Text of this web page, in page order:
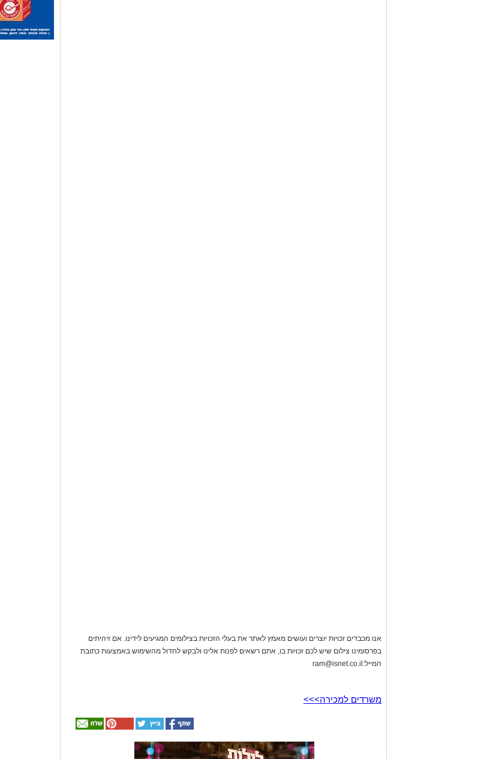
אנו מכבדים זכויות יוצרים ועושים מאמץ לאתר את בעלי הזכויות בצילומים המגיעים לידינו. אם זיהיתים
בפרסומינו צילום שיש לכם זכויות בו, אתם רשאים לפנות אלינו ולבקש לחדול מהשימוש באמצעות כתובת
המייל: ram@isnet.co.il
משרדים למכירה>>>